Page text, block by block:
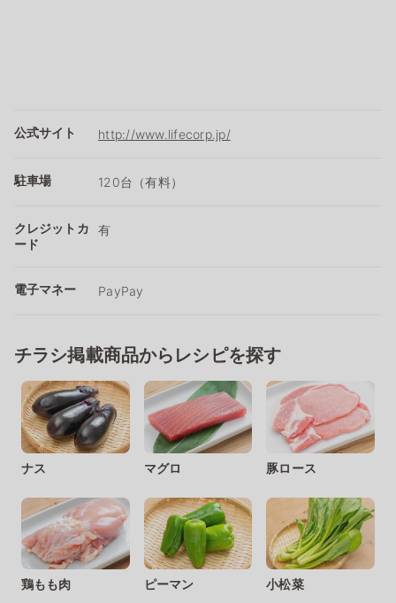
公式サイト http://www.lifecorp.jp/
駐車場 120台（有料）
クレジットカ
ード
有
電子マネー PayPay
チラシ掲載商品からレシピを探す
ナス マグロ 豚ロース
鶏もも肉 ピーマン 小松菜